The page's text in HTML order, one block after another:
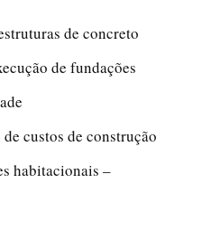
de concreto
de fundações
custos de construção
habitacionais –